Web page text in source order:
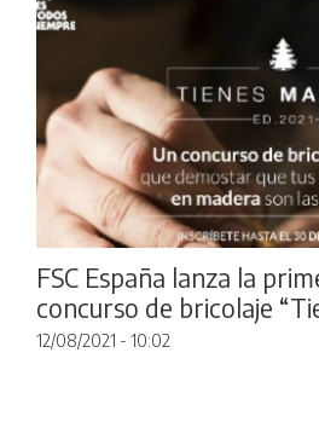
FSC España lanza la
concurso de bricolaje
12/08/2021 - 10:02